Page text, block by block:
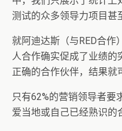
测试的众多领导力项目甚
就阿迪达斯（与RED合作
人合作确实促成了业绩的
正确的合作伙伴，结果就
只有62%的营销领导者要
爱当地或自己已经熟识的